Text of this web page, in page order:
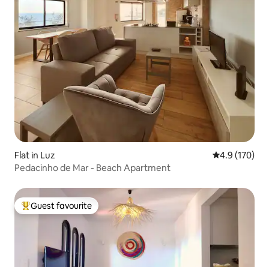
Flat in Luz 4.9 out of 5
4.9 (170)
Pedacinho de Mar - Beach Apartment
Top guest favourite
Guest favourite